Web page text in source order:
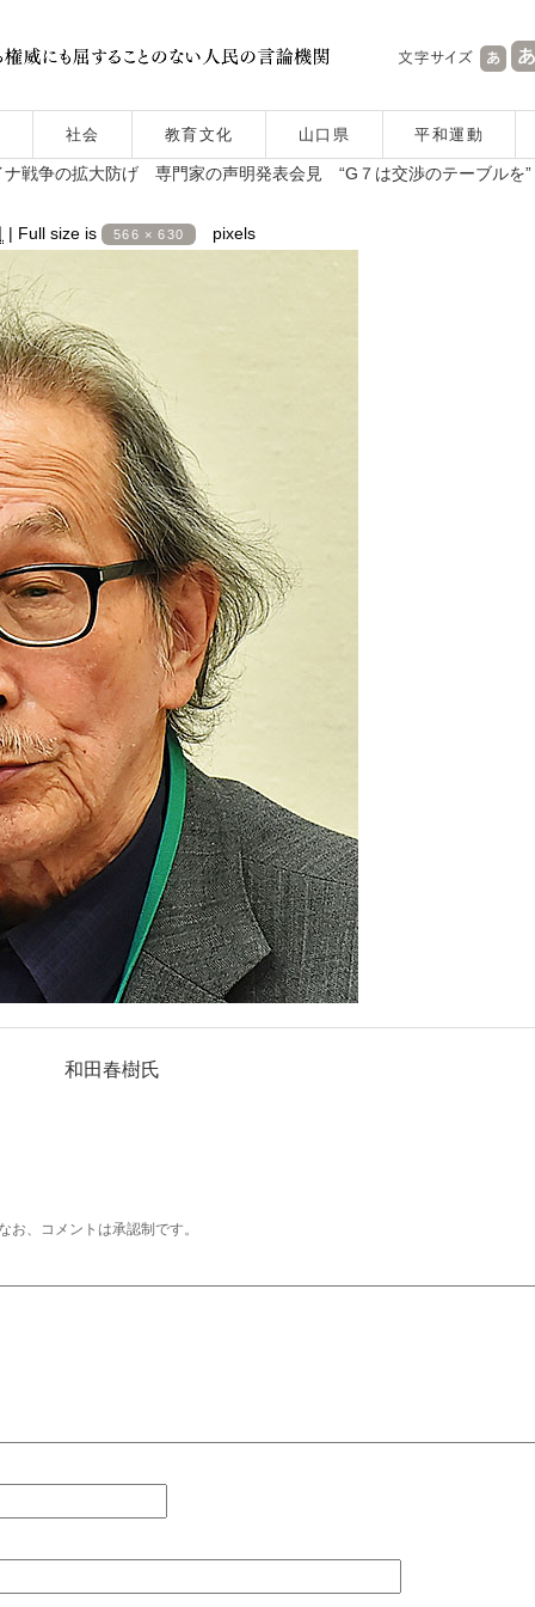
社会 教育文化 山口県 平和運動
戦争の拡大防げ 専門家の声明発表会見 “G７は交渉のテーブルを”
| Full size is 566 × 630 pixels
和田春樹氏
、コメントは承認制です。